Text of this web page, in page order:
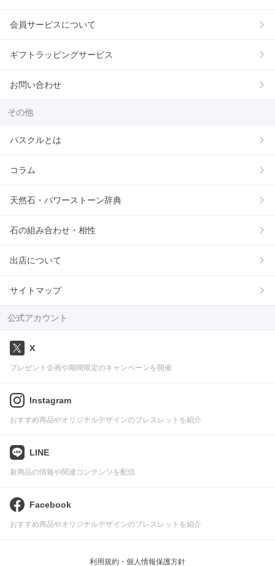
会員サービスについて
ギフトラッピングサービス
お問い合わせ
その他
パスクルとは
コラム
天然石・パワーストーン辞典
石の組み合わせ・相性
出店について
サイトマップ
公式アカウント
X
プレゼント企画や期間限定のキャンペーンを開催
Instagram
おすすめ商品やオリジナルデザインのブレスレットを紹介
LINE
新商品の情報や関連コンテンツを配信
Facebook
おすすめ商品やオリジナルデザインのブレスレットを紹介
利用規約・個人情報保護方針